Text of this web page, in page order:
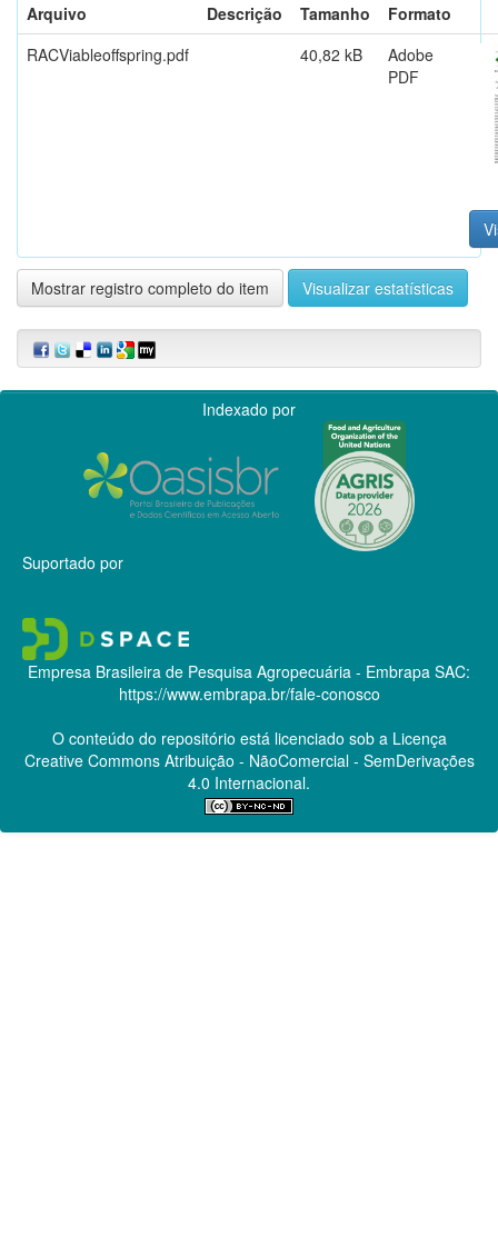
Arquivo
Descrição Tamanho
Formato
RACViableoffspring.pdf
40,82 kB
Adobe
PDF
Mostrar registro completo do item Visualizar estatísticas
Indexado por
Suportado por
Empresa Brasileira de Pesquisa Agropecuária - Embrapa SAC:
https://www.embrapa.br/fale-conosco
O conteúdo do repositório está licenciado sob a Licença
Creative CommonsAtribuição - NãoComercial - SemDerivações
4.0 Internacional.